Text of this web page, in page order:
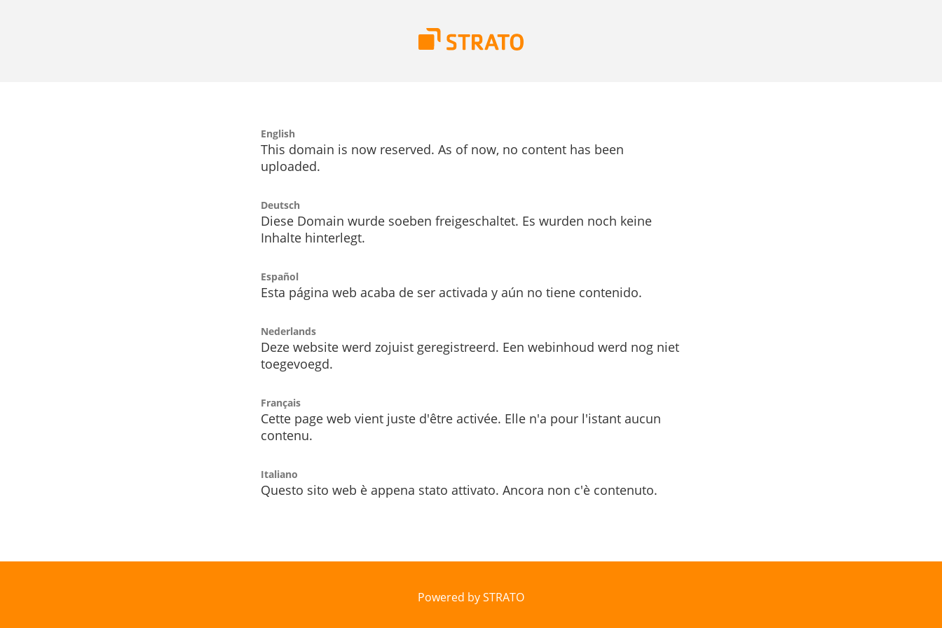
English
This domain is now reserved. As of now, no content has been
uploaded.
Deutsch
Diese Domain wurde soeben freigeschaltet. Es wurden noch keine
Inhalte hinterlegt.
Español
Esta página web acaba de ser activada y aún no tiene contenido.
Nederlands
Deze website werd zojuist geregistreerd. Een webinhoud werd nog niet
toegevoegd.
Français
Cette page web vient juste d'être activée. Elle n'a pour l'istant aucun
contenu.
Italiano
Questo sito web è appena stato attivato. Ancora non c'è contenuto.
Powered by STRATO